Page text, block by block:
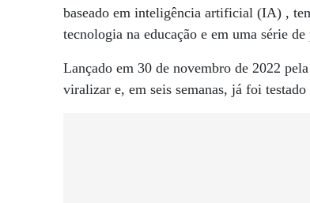
baseado em inteligência artificial (IA) ,
tecnologia na educação e em uma série de
Lançado em 30 de novembro de 2022
viralizar e, em seis semanas, já foi